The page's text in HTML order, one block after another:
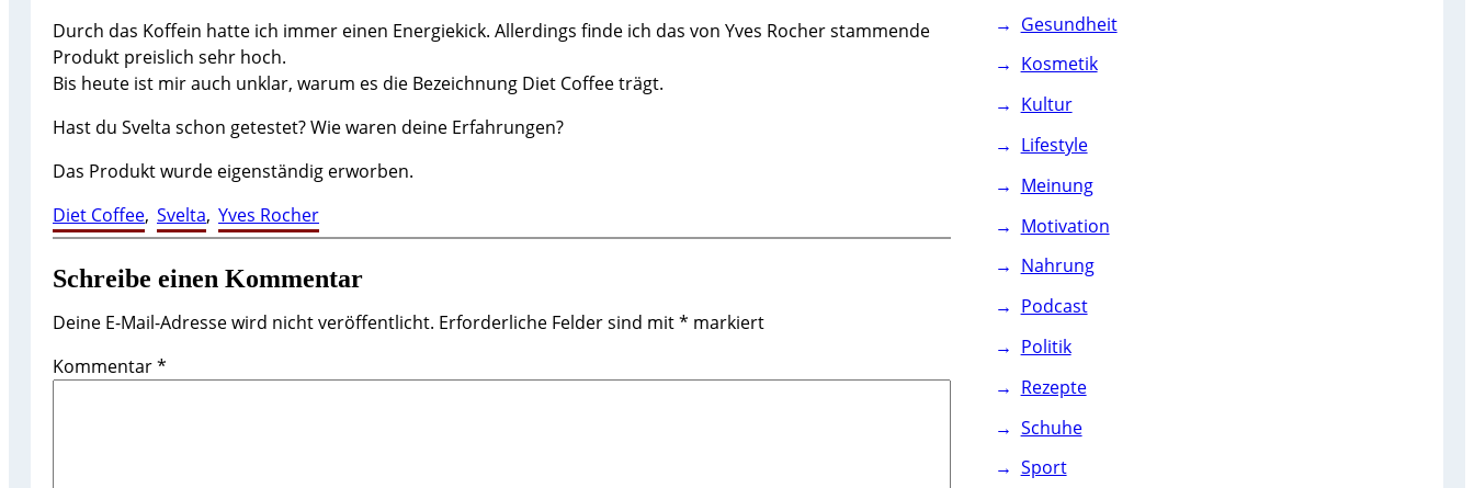
Durch das Koffein hatte ich immer einen Energiekick. Allerdings finde ich das von Yves Rocher stammende
Produkt preislich sehr hoch.
Bis heute ist mir auch unklar, warum es die Bezeichnung Diet Coffee trägt.
Hast du Svelta schon getestet? Wie waren deine Erfahrungen?
Das Produkt wurde eigenständig erworben.
Diet Coffee, Svelta, Yves Rocher
Schreibe einen Kommentar
Deine E-Mail-Adresse wird nicht veröffentlicht. Erforderliche Felder sind mit* markiert
Kommentar*
Gesundheit
Kosmetik
Kultur
Lifestyle
Meinung
Motivation
Nahrung
Podcast
Politik
Rezepte
Schuhe
Sport